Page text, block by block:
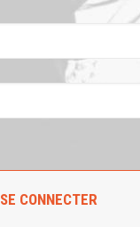
SE CONNECTER